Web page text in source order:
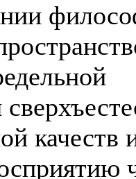
качеств